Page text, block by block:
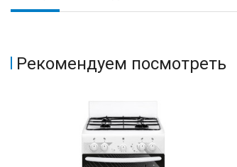
Рекомендуем посмотреть